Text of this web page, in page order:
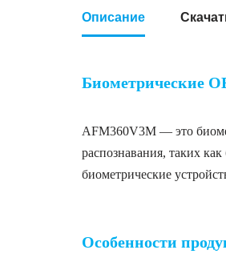
Описание
Биометрические
AFM360V3M — это
распознавания, таких
биометрические
Особенности